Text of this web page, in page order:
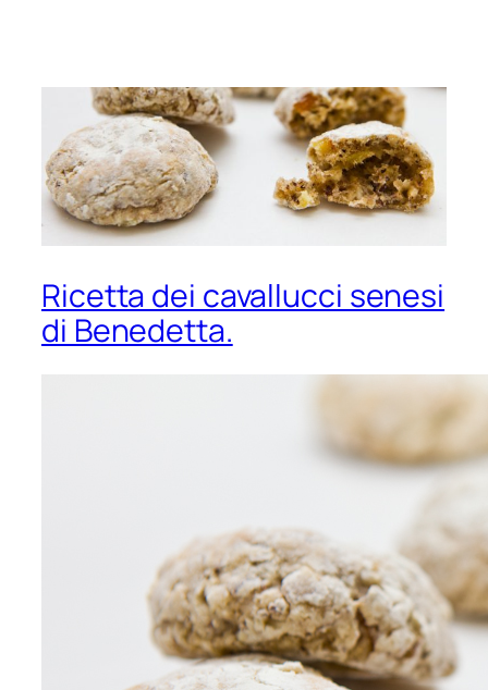
Ricetta dei cavallucci senesi
di Benedetta.